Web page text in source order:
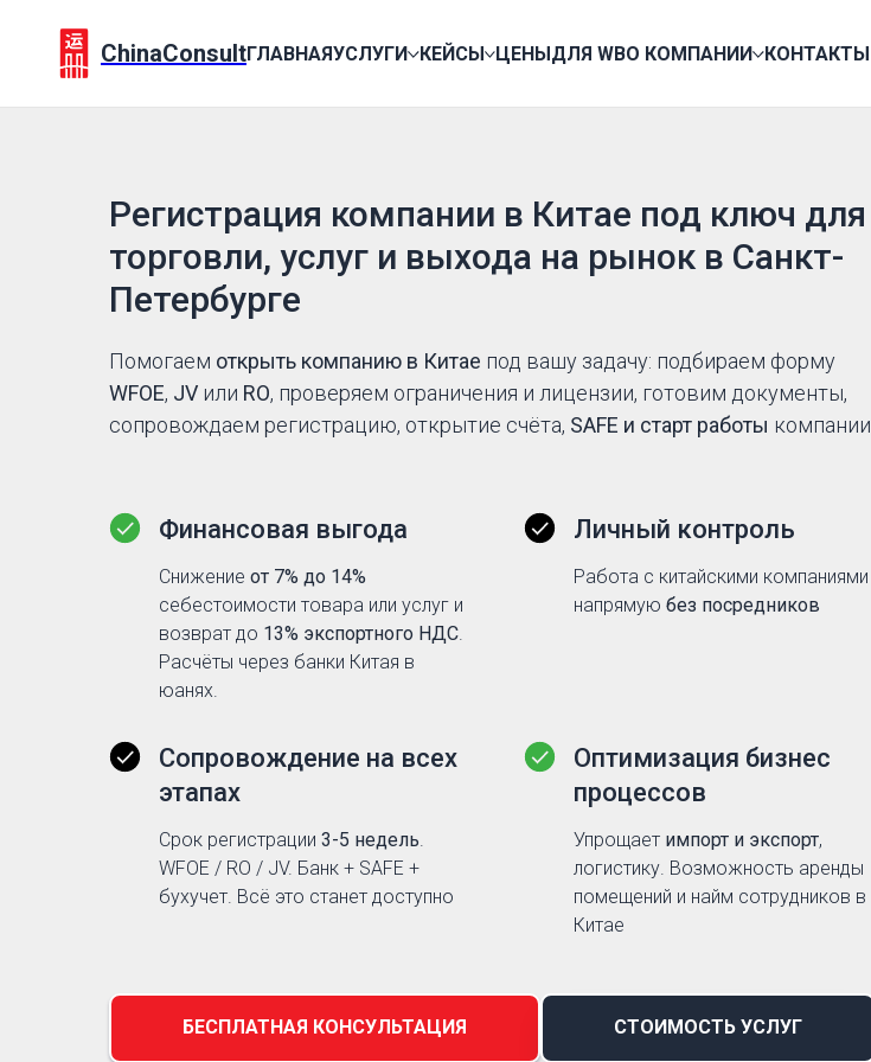
ChinaConsultГЛАВНАЯУСЛУГИ КЕЙСЫ ЦЕНЫДЛЯ WBО КОМПАНИИ КОНТАКТЫ
Регистрация компании в Китае под ключ для
торговли, услуг и выхода на рынок в Санкт-
Петербурге
Помогаем открыть компанию в Китае под вашу задачу: подбираем форму
WFOE, JV или RO, проверяем ограничения и лицензии, готовим документы,
сопровождаем регистрацию, открытие счёта, SAFE и старт работы компании.
Финансовая выгода
Снижение от 7% до 14%
себестоимости товара или услуг и
возврат до 13% экспортного НДС
Расчёты через банки Китая в
юанях.
Личный контроль
Работа с китайскими компаниями
напрямую без посредников
Сопровождение на всех
этапах
Срок регистрации 3-5 недель
WFOE / RO / JV. Банк + SAFE +
бухучет. Всё это станет доступно
Оптимизация бизнес
процессов
Упрощает импорт и экспорт,
логистику. Возможность аренды
помещений и найм сотрудников в
Китае
БЕСПЛАТНАЯ КОНСУЛЬТАЦИЯ СТОИМОСТЬ УСЛУГ